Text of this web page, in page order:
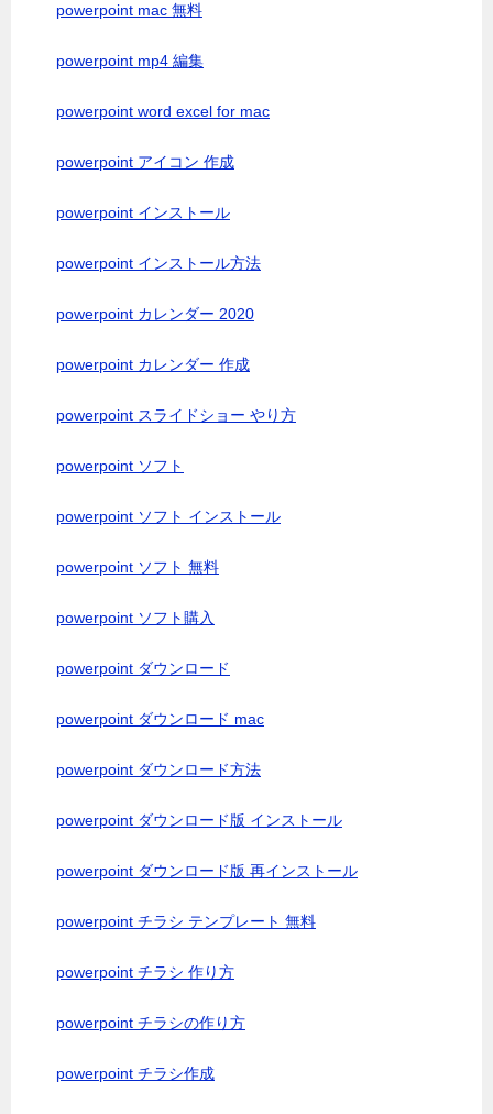
powerpoint mac 無料
powerpoint mp4 編集
powerpoint word excel for mac
powerpoint アイコン 作成
powerpoint インストール
powerpoint インストール方法
powerpoint カレンダー 2020
powerpoint カレンダー 作成
powerpoint スライドショー やり方
powerpoint ソフト
powerpoint ソフト インストール
powerpoint ソフト 無料
powerpoint ソフト購入
powerpoint ダウンロード
powerpoint ダウンロード mac
powerpoint ダウンロード方法
powerpoint ダウンロード版 インストール
powerpoint ダウンロード版 再インストール
powerpoint チラシ テンプレート 無料
powerpoint チラシ 作り方
powerpoint チラシの作り方
powerpoint チラシ作成